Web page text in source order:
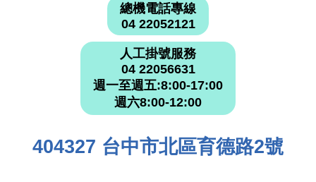
總機電話專線
04 22052121
人工掛號服務
04 22056631
週一至週五:8:00-17:00
週六8:00-12:00
404327 台中市北區育德路2號